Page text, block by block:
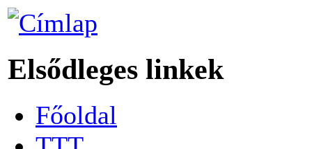
Elsődleges linkek
Főoldal